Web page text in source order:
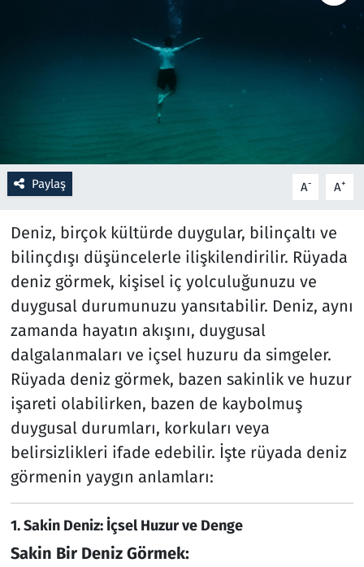
Paylaş A- A+
Deniz, birçok kültürde duygular, bilinçaltı ve
bilinçdışı düşüncelerle ilişkilendirilir. Rüyada
deniz görmek, kişisel iç yolculuğunuzu ve
duygusal durumunuzu yansıtabilir. Deniz, aynı
zamanda hayatın akışını, duygusal
dalgalanmaları ve içsel huzuru da simgeler.
Rüyada deniz görmek, bazen sakinlik ve huzur
işareti olabilirken, bazen de kaybolmuş
duygusal durumları, korkuları veya
belirsizlikleri ifade edebilir. İşte rüyada deniz
görmenin yaygın anlamları:
1. Sakin Deniz: İçsel Huzur ve Denge
Sakin Bir Deniz Görmek:
Seçim 2023
Teknoloji ve Bilim
Televizyon